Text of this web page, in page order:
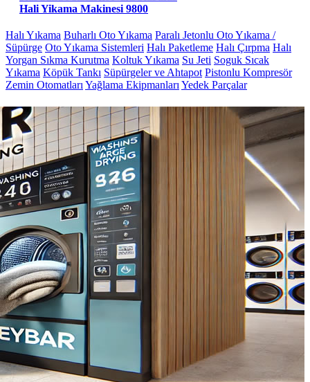
Hali Yikama Makinesi 9800
Halı Yıkama Buharlı Oto Yıkama Paralı Jetonlu Oto Yıkama /
Süpürge Oto Yıkama Sistemleri Halı Paketleme Halı Çırpma Halı
Yorgan Sıkma Kurutma Koltuk Yıkama Su Jeti Soguk Sıcak
Yıkama Köpük Tankı Süpürgeler ve Ahtapot Pistonlu Kompresör
Zemin Otomatları Yağlama Ekipmanları Yedek Parçalar